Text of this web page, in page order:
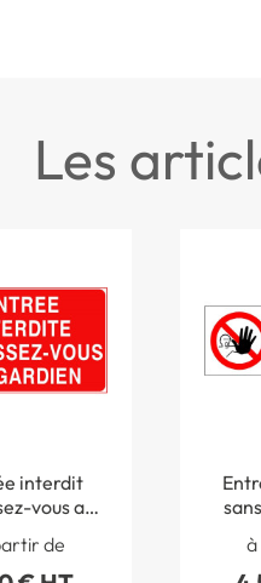
les
interdit
vous au
STF 3227S
de